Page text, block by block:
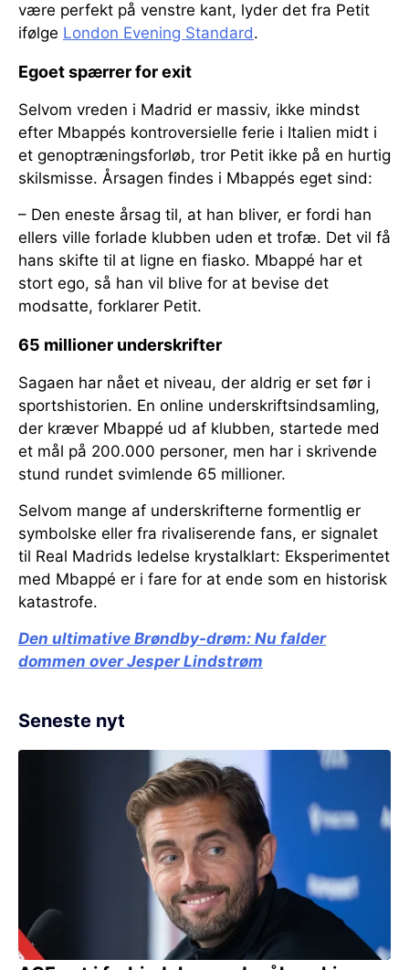
være perfekt på venstre kant, lyder det fra Petit
ifølge London Evening Standard.
Egoet spærrer for exit
Selvom vreden i Madrid er massiv, ikke mindst
efter Mbappés kontroversielle ferie i Italien midt i
et genoptræningsforløb, tror Petit ikke på en hurtig
skilsmisse. Årsagen findes i Mbappés eget sind:
– Den eneste årsag til, at han bliver, er fordi han
ellers ville forlade klubben uden et trofæ. Det vil få
hans skifte til at ligne en fiasko. Mbappé har et
stort ego, så han vil blive for at bevise det
modsatte, forklarer Petit.
65 millioner underskrifter
Sagaen har nået et niveau, der aldrig er set før i
sportshistorien. En online underskriftsindsamling,
der kræver Mbappé ud af klubben, startede med
et mål på 200.000 personer, men har i skrivende
stund rundet svimlende 65 millioner.
Selvom mange af underskrifterne formentlig er
symbolske eller fra rivaliserende fans, er signalet
til Real Madrids ledelse krystalklart: Eksperimentet
med Mbappé er i fare for at ende som en historisk
katastrofe.
Den ultimative Brøndby-drøm: Nu falder
dommen over Jesper Lindstrøm
Seneste nyt